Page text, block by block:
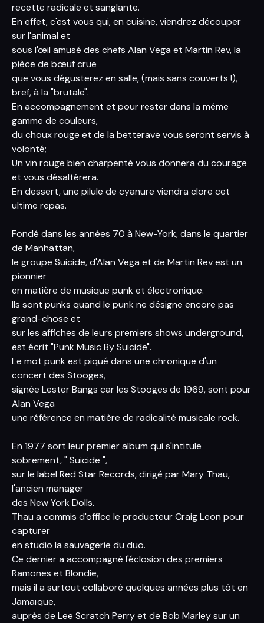
recette radicale et sanglante.
En effet, c'est vous qui, en cuisine, viendrez découper
sur l'animal et
sous l'œil amusé des chefs Alan Vega et Martin Rev, la
pièce de bœuf crue
que vous dégusterez en salle, (mais sans couverts !),
bref, à la "brutale".
En accompagnement et pour rester dans la même
gamme de couleurs,
du choux rouge et de la betterave vous seront servis à
volonté;
Un vin rouge bien charpenté vous donnera du courage
et vous désaltérera.
En dessert, une pilule de cyanure viendra clore cet
ultime repas.
Fondé dans les années 70 à New-York, dans le quartier
de Manhattan,
le groupe Suicide, d'Alan Vega et de Martin Rev est un
pionnier
en matière de musique punk et électronique.
Ils sont punks quand le punk ne désigne encore pas
grand-chose et
sur les affiches de leurs premiers shows underground,
est écrit "Punk Music By Suicide".
Le mot punk est piqué dans une chronique d'un
concert des Stooges,
signée Lester Bangs car les Stooges de 1969, sont pour
Alan Vega
une référence en matière de radicalité musicale rock.
En 1977 sort leur premier album qui s'intitule
sobrement, " Suicide ",
sur le label Red Star Records, dirigé par Mary Thau,
l'ancien manager
des New York Dolls.
Thau a commis d'office le producteur Craig Leon pour
capturer
en studio la sauvagerie du duo.
Ce dernier a accompagné l'éclosion des premiers
Ramones et Blondie,
mais il a surtout collaboré quelques années plus tôt en
Jamaïque,
auprès de Lee Scratch Perry et de Bob Marley sur un